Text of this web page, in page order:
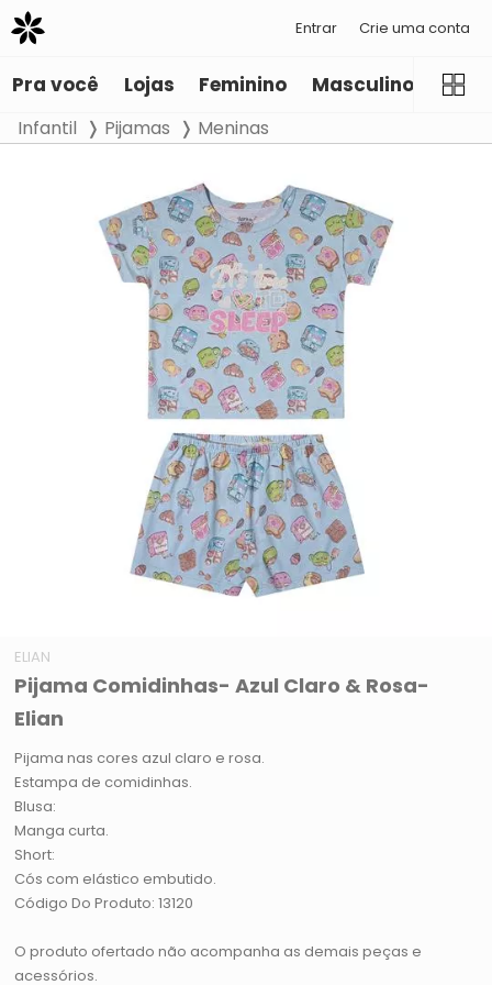
Entrar Crie uma conta
Pra você Lojas Feminino Masculino
Infantil Pijamas Meninas
ELIAN
Pijama Comidinhas- Azul Claro & Rosa-
Elian
Pijama nas cores azul claro e rosa.
Estampa de comidinhas.
Blusa:
Manga curta.
Short:
Cós com elástico embutido.
Código Do Produto: 13120
O produto ofertado não acompanha as demais peças e
acessórios.